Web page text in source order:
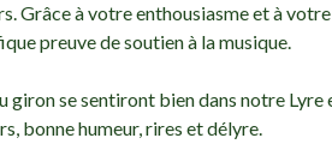
Grâce à votre enthousiasme et à
preuve de soutien à la musique.
giron se sentiront bien dans notre
bonne humeur, rires et délyre.